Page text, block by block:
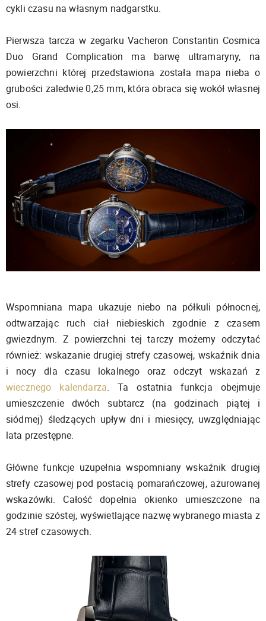
cykli czasu na własnym nadgarstku.
Pierwsza tarcza w zegarku Vacheron Constantin Cosmica
Duo Grand Complication ma barwę ultramaryny, na
powierzchni której przedstawiona została mapa nieba o
grubości zaledwie 0,25 mm, która obraca się wokół własnej
osi.
Wspomniana mapa ukazuje niebo na półkuli północnej,
odtwarzając ruch ciał niebieskich zgodnie z czasem
gwiezdnym. Z powierzchni tej tarczy możemy odczytać
również: wskazanie drugiej strefy czasowej, wskaźnik dnia
i nocy dla czasu lokalnego oraz odczyt wskazań z
wiecznego kalendarza. Ta ostatnia funkcja obejmuje
umieszczenie dwóch subtarcz (na godzinach piątej i
siódmej) śledzących upływ dni i miesięcy, uwzględniając
lata przestępne.
Główne funkcje uzupełnia wspomniany wskaźnik drugiej
strefy czasowej pod postacią pomarańczowej, ażurowanej
wskazówki. Całość dopełnia okienko umieszczone na
godzinie szóstej, wyświetlające nazwę wybranego miasta z
24 stref czasowych.